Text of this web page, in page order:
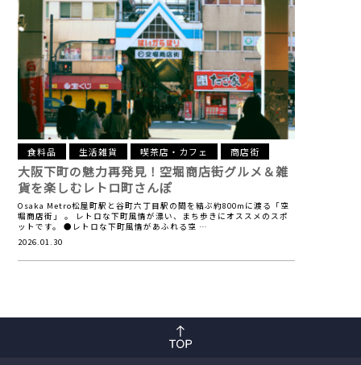
食料品 生活雑貨 喫茶店・カフェ 商店街
大阪下町の魅力再発見！空堀商店街グルメ＆雑
貨を楽しむレトロ町さんぽ
Osaka Metro松屋町駅と谷町六丁目駅の間を結ぶ約800mに渡る「空
堀商店街」 。 レトロな下町風情が漂い、まち歩きにオススメのスポ
ットです。 ●レトロな下町風情があふれる空 …
2026.01.30